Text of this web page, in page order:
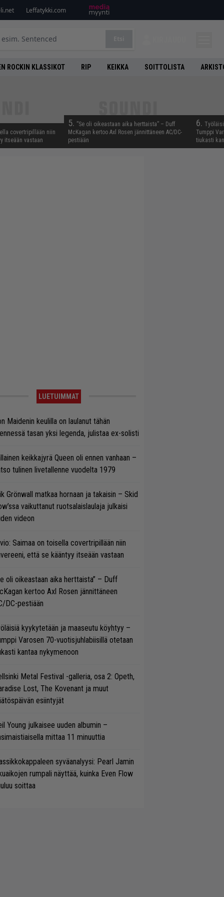
Leffatykki.com
ROCKIN KLASSIKOT RIP KEIKKA SOITTOLISTA
covertripillään niin
itseään vastaan
5. ”Se oli oikeastaan aika herttaista” – Duff
McKagan kertoo Axl Rosen jännittäneen AC/DC-
pestiään
6.
Tumppi
tiukasti
LUETUIMMAT
Maidenin keulilla on laulanut tähän
tasan yksi legenda, julistaa ex-solisti
keikkajyrä Queen oli ennen vanhaan –
tulinen livetallenne vuodelta 1979
Grönwall matkaa hornaan ja takaisin – Skid
vaikuttanut ruotsalaislaulaja julkaisi
videon
Saimaa on toisella covertripillään niin
että se kääntyy itseään vastaan
oli oikeastaan aika herttaista” – Duff
kertoo Axl Rosen jännittäneen
DC-pestiään
kyykytetään ja maaseutu köyhtyy –
Varosen 70-vuotisjuhlabiisillä otetaan
kantaa nykymenoon
Metal Festival -galleria, osa 2: Opeth,
Lost, The Kovenant ja muut
esiintyjät
Young julkaisee uuden albumin –
mittaa 11 minuuttia
syväanalyysi: Pearl Jamin
rumpali näyttää, kuinka Even Flow
soittaa